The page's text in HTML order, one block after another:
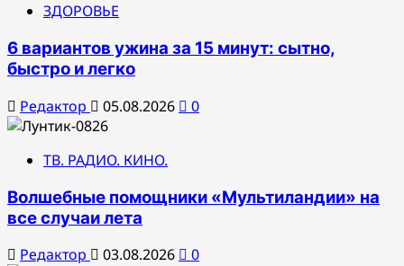
ЗДОРОВЬЕ
6 вариантов ужина за 15 минут: сытно,
быстро и легко
Редактор 05.08.2026 0
ТВ. РАДИО. КИНО.
Волшебные помощники «Мультиландии» на
все случаи лета
Редактор 03.08.2026 0